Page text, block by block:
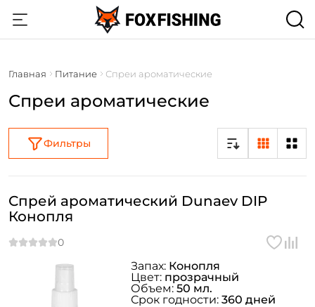
Главная Питание Спреи ароматические
Спреи ароматические
Фильтры
Спрей ароматический Dunaev DIP
Конопля
Запах: Конопля
Цвет: прозрачный
Объем:50 мл.
Срок годности: 360 дней